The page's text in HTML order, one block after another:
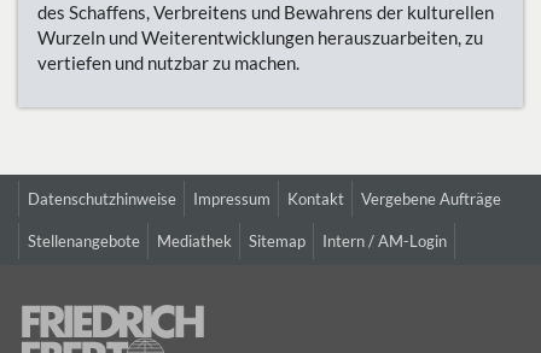
des Schaffens, Verbreitens und Bewahrens der kulturellen
Wurzeln und Weiterentwicklungen herauszuarbeiten, zu
vertiefen und nutzbar zu machen.
Datenschutzhinweise Impressum Kontakt Vergebene Aufträge
Stellenangebote Mediathek Sitemap Intern / AM-Login